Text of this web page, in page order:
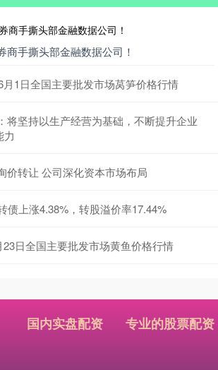
商手撕头部金融数据公司！
1日全国主要批发市场莴笋价格行情
将坚持以生产经营为基础，不断提升企业
力
价转让 公司深化资本市场布局
债上涨4.38%，转股溢价率17.44%
日全国主要批发市场黄鱼价格行情
国内实盘配资 专业的股票配资